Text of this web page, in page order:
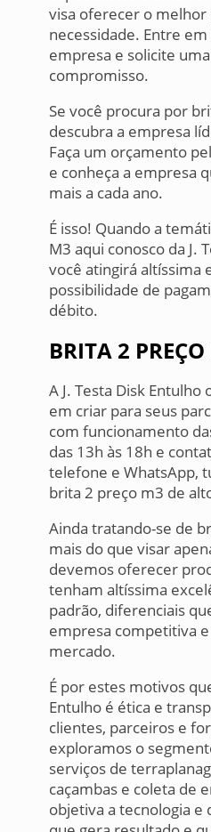
visa oferecer o melhor
necessidade. Entre
empresa e solicite
compromisso.
Se você procura por
descubra a empresa
Faça um orçamento
e conheça a empresa
mais a cada ano.
É isso! Quando a
M3 aqui conosco da J.
você atingirá altíssima
possibilidade de
débito.
BRITA 2
A J. Testa Disk
em criar para seus
com funcionamento
das 13h às 18h e
telefone e WhatsApp,
brita 2 preço m3 de
Ainda tratando-se de
mais do que visar
devemos oferecer
tenham altíssima
padrão, diferenciais
empresa competitiva
mercado.
É por estes motivos
Entulho é ética e
clientes, parceiros e
exploramos o
serviços de
caçambas e coleta de
objetiva a tecnologia